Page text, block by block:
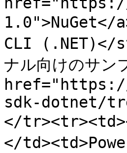
1.0">NuGet</
CLI (.NET)</
ナル向けのサ
sdk-dotnet/
</
</